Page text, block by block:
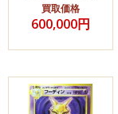
買取価格
600,000円